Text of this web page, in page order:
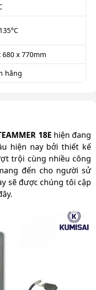
18E hiện đang
hiện nay bởi thiết kế
trội cùng nhiều công
đến cho người sử
sẽ được chúng tôi cập
680 x 770mm
hãng